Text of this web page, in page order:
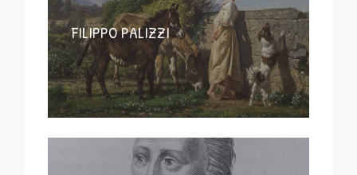
FILIPPO PALIZZI